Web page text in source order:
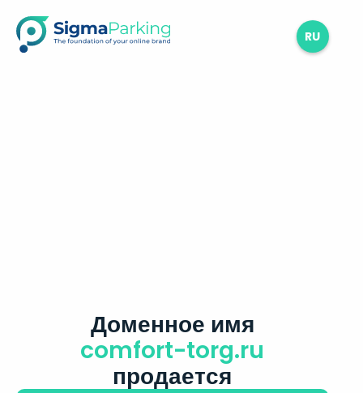
RU
Доменное имя
comfort-torg.ru
продается